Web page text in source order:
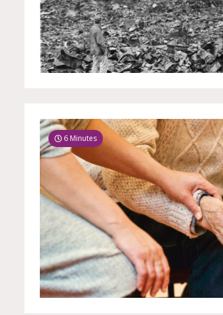
6 Minutes